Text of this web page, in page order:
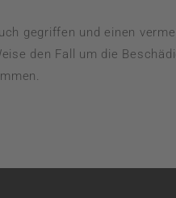
gegriffen und einen
den Fall um die